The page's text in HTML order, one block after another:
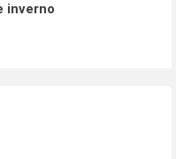
inverno